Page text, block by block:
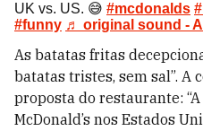
UK vs. US. 😅 #mcdonalds
#funny ♬ original sound -
As batatas fritas
batatas tristes, sem sal”. A
proposta do restaurante:
McDonald’s nos Estados